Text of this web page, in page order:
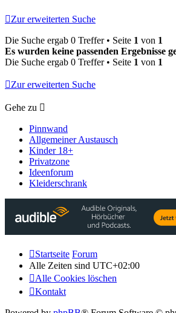
Zur erweiterten Suche
Die Suche ergab 0 Treffer • Seite 1 von 1
Es wurden keine passenden Ergebnisse
Die Suche ergab 0 Treffer • Seite 1 von 1
Zur erweiterten Suche
Gehe zu
Pinnwand
Allgemeiner Austausch
Kinder 18+
Privatzone
Ideenforum
Kleiderschrank
Startseite Forum
Alle Zeiten sind UTC+02:00
Alle Cookies löschen
Kontakt